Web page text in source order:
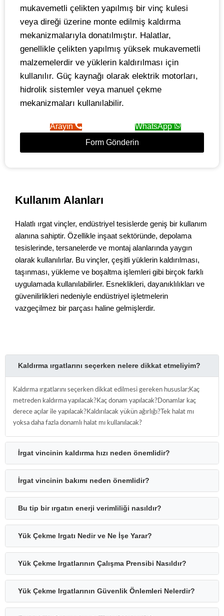
mukavemetli çelikten yapılmış bir vinç kulesi
veya direği üzerine monte edilmiş kaldırma
mekanizmalarıyla donatılmıştır. Halatlar,
genellikle çelikten yapılmış yüksek mukavemetli
malzemelerdir ve yüklerin kaldırılması için
kullanılır. Güç kaynağı olarak elektrik motorları,
hidrolik sistemler veya manuel çekme
mekanizmaları kullanılabilir.
Arayın
WhatsApp
Form Gönderin
Kullanım Alanları
Halatlı ırgat vinçler, endüstriyel tesislerde geniş bir kullanım
alanına sahiptir. Özellikle inşaat sektöründe, depolama
tesislerinde, tersanelerde ve montaj alanlarında yaygın
olarak kullanılırlar. Bu vinçler, çeşitli yüklerin kaldırılması,
taşınması, yükleme ve boşaltma işlemleri gibi birçok farklı
uygulamada kullanılabilirler. Esneklikleri, dayanıklılıkları ve
güvenilirlikleri nedeniyle endüstriyel işletmelerin
vazgeçilmez bir parçası haline gelmişlerdir.
Kaldırma ırgatlarını seçerken nelere dikkat etmeliyim?
Kaldırma ırgatlarını seçerken dikkat edilmesi gereken hususlar;Kaç
metreden kaldırma yapılacak?Kaç donam yapılacak?Donamlar kaç
derece açılar ile yapılacak?Kaldırılacak yükün ağırlığı?Tek halat mı
yoksa daha fazla donamlı halat mı kullanılacak?
İrgat vincinin kaldırma hızı neden önemlidir?
İrgat vincinin bakımı neden önemlidir?
Bu tip bir ırgatın enerji verimliliği nasıldır?
Yük Çekme Irgatı Nedir ve Ne İşe Yarar?
Yük Çekme Irgatlarının Çalışma Prensibi Nasıldır?
Yük Çekme Irgatlarının Güvenlik Önlemleri Nelerdir?